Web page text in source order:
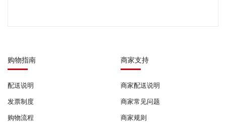
购物指南
配送说明
发票制度
购物流程
商家支持
商家配送说明
商家常见问题
商家规则